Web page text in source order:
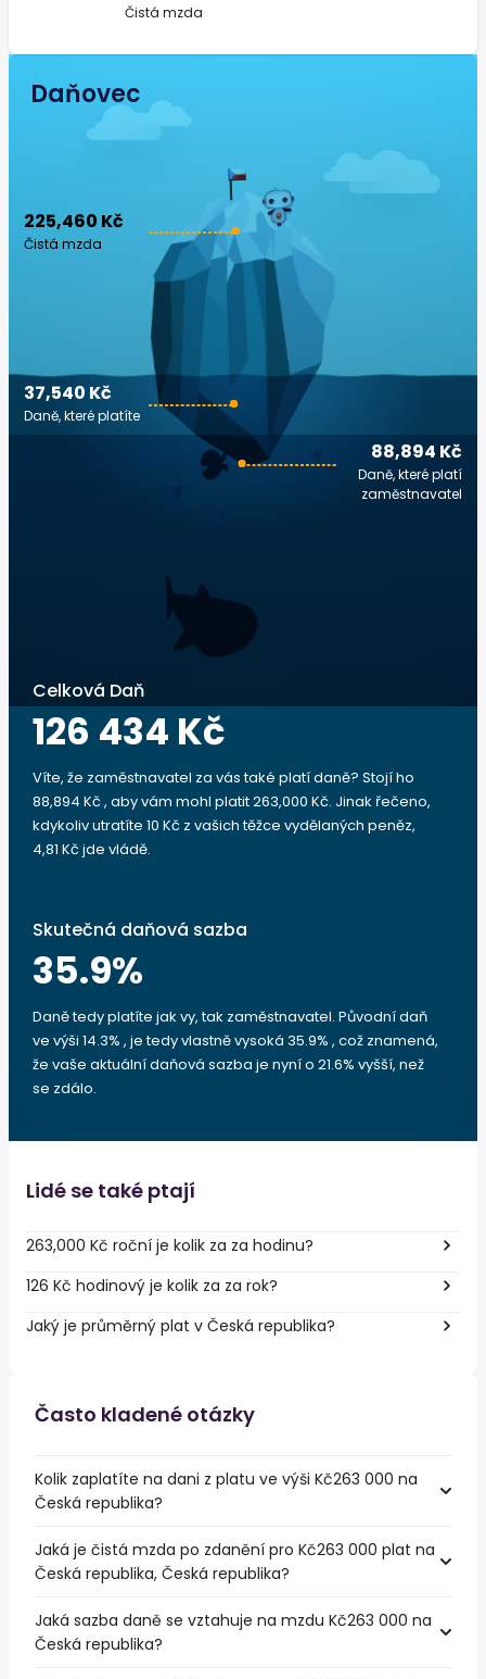
Čistá mzda
Daňovec
225,460 Kč
Čistá mzda
88,894 Kč
Daně, které platí
zaměstnavatel
37,540 Kč
Daně, které platíte
Celková Daň
126 434 Kč
Víte, že zaměstnavatel za vás také platí daně? Stojí ho
88,894 Kč , aby vám mohl platit 263,000 Kč. Jinak řečeno,
kdykoliv utratíte 10 Kč z vašich těžce vydělaných peněz,
4,81 Kč jde vládě.
Skutečná daňová sazba
35.9%
Daně tedy platíte jak vy, tak zaměstnavatel. Původní daň
ve výši 14.3% , je tedy vlastně vysoká 35.9% , což znamená,
že vaše aktuální daňová sazba je nyní o 21.6% vyšší, než
se zdálo.
Lidé se také ptají
263,000 Kč roční je kolik za za hodinu?
126 Kč hodinový je kolik za za rok?
Jaký je průměrný plat v Česká republika?
Často kladené otázky
Kolik zaplatíte na dani z platu ve výši Kč263 000 na
Česká republika?
Jaká je čistá mzda po zdanění pro Kč263 000 plat na
Česká republika, Česká republika?
Jaká sazba daně se vztahuje na mzdu Kč263 000 na
Česká republika?